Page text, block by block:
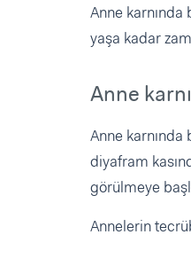
Anne karnında
yaşa kadar
Anne
Anne karnında
diyafram
görülmeye
Annelerin